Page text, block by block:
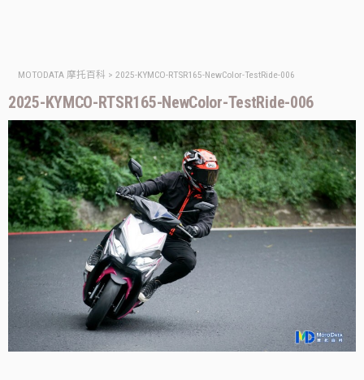
MOTODATA 摩托百科 > 2025-KYMCO-RTSR165-NewColor-TestRide-006
2025-KYMCO-RTSR165-NewColor-TestRide-006